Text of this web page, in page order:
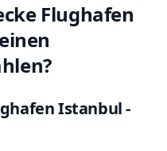
Flughafen
Istanbul -